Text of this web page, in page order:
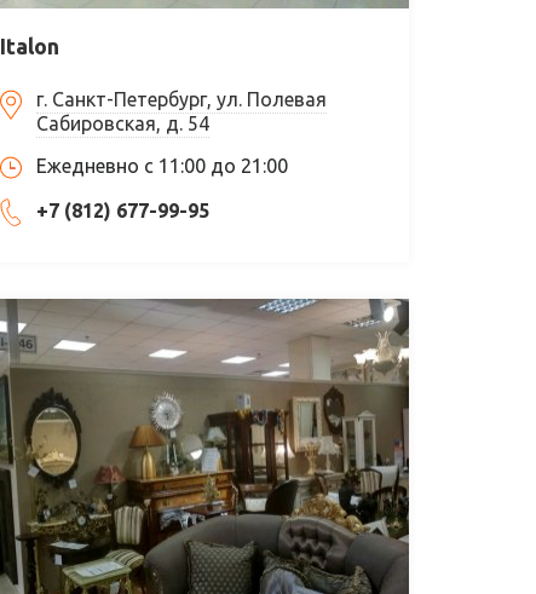
Italon
г. Санкт-Петербург, ул. Полевая
Сабировская, д. 54
Ежедневно с 11:00 до 21:00
+7 (812) 677-99-95